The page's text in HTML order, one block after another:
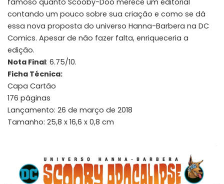
famoso quanto Scooby-Doo merece um editorial
contando um pouco sobre sua criação e como se dá
essa nova proposta do universo Hanna-Barbera na DC
Comics. Apesar de não fazer falta, enriqueceria a
edição.
Nota Final: 6.75/10.
Ficha Técnica:
Capa Cartão
176 páginas
Lançamento: 26 de março de 2018
Tamanho: 25,8 x 16,6 x 0,8 cm